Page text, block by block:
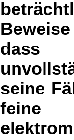
seine
feine